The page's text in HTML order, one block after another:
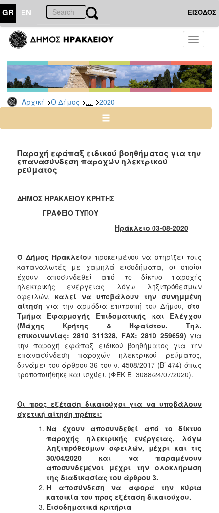
GR EN ΕΙΣΟΔΟΣ
Toggle
Αρχική Ο Δήμος ... 2020
ΔΗΜΟΣ
Δελτία
Τύπου
Αρχείο
2026
2024
2022
2021
2015
2013
2012
2011
2010
2006
Παροχή εφάπαξ ειδικού βοηθήματος για την
επανασύνδεση παροχών ηλεκτρικού
ρεύματος
ΔΗΜΟΣ ΗΡΑΚΛΕΙΟΥ ΚΡΗΤΗΣ
ΓΡΑΦΕΙΟ ΤΥΠΟΥ
Ηράκλειο 03-08-2020
Ο Δήμος Ηρακλείου προκειμένου να στηρίξει τους
καταναλωτές με χαμηλά εισοδήματα, οι οποίοι
έχουν αποσυνδεθεί από το δίκτυο παροχής
ηλεκτρικής ενέργειας λόγω ληξιπρόθεσμων
οφειλών,καλεί να υποβάλουν την συνημμένη
αίτηση για την αρμόδια επιτροπή του Δήμου, στο
Τμήμα Εφαρμογής Επιδοματικής και Ελέγχου
(Μάχης Κρήτης & Ηφαίστου. Τηλ.
επικοινωνίας: 2810 311328, FΑΧ: 2810 259659) για
την παροχή εφάπαξ ειδικού βοηθήματος για την
επανασύνδεση παροχών ηλεκτρικού ρεύματος,
δυνάμει του άρθρου 36 του ν. 4508/2017 (Β’ 474) όπως
τροποποιήθηκε και ισχύει, (ΦΕΚ Β΄ 3088/24/07/2020).
Οι προς εξέταση δικαιούχοι για να υποβάλουν
σχετική αίτηση πρέπει:
Να έχουν αποσυνδεθεί από το δίκτυο
παροχής ηλεκτρικής ενέργειας, λόγω
ληξιπρόθεσμων οφειλών, μέχρι και τις
30/04/2020 και να παραμένουν
αποσυνδεμένοι μέχρι την ολοκλήρωση
της διαδικασίας του άρθρου 3.
Η αποσύνδεση να αφορά την κύρια
κατοικία του προς εξέταση δικαιούχου.
Εισοδηματικά κριτήρια